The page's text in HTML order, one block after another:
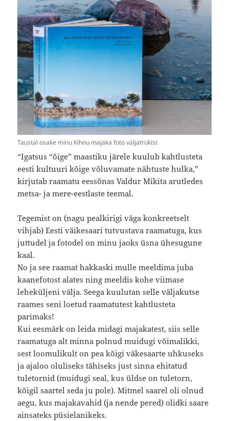
Taustal osake minu Kihnu majaka foto väljatrükist
“Igatsus “õige” maastiku järele kuulub kahtlusteta
eesti kultuuri kõige võluvamate nähtuste hulka,”
kirjutab raamatu eessõnas Valdur Mikita arutledes
metsa- ja mere-eestlaste teemal.
Tegemist on (nagu pealkirigi väga konkreetselt
vihjab) Eesti väikesaari tutvustava raamatuga, kus
juttudel ja fotodel on minu jaoks üsna ühesugune
kaal.
No ja see raamat hakkaski mulle meeldima juba
kaanefotost alates ning meeldis kohe viimase
leheküljeni välja. Seega kuulutan selle väljakutse
raames seni loetud raamatutest kahtlusteta
parimaks!
Kui eesmärk on leida midagi majakatest, siis selle
raamatuga alt minna polnud muidugi võimalikki,
sest loomulikult on pea kõigi väkesaarte uhkuseks
ja ajaloo oluliseks tähiseks just sinna ehitatud
tuletornid (muidugi seal, kus üldse on tuletorn,
kõigil saartel seda ju pole). Mitmel saarel oli olnud
aegu, kus majakavahid (ja nende pered) olidki saare
ainsateks püsielanikeks.